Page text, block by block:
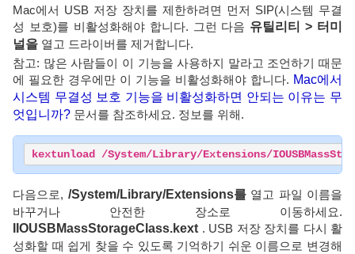
Mac에서 USB 저장 장치를 제한하려면 먼저 SIP(시스템 무결
성 보호)를 비활성화해야 합니다. 그런 다음 유틸리티 > 터미
널을 열고 드라이버를 제거합니다.
참고: 많은 사람들이 이 기능을 사용하지 말라고 조언하기 때문
에 필요한 경우에만 이 기능을 비활성화해야 합니다. Mac에서
시스템 무결성 보호 기능을 비활성화하면 안되는 이유는 무
엇입니까? 문서를 참조하세요. 정보를 위해.
kextunload /System/Library/Extensions/
다음으로, /System/Library/Extensions를열고 파일 이름을
바꾸거나 안전한 장소로 이동하세요.
IIOUSBMassStorageClass.kext . USB 저장 장치를 다시 활
성화할 때 쉽게 찾을 수 있도록 기억하기 쉬운 이름으로 변경해